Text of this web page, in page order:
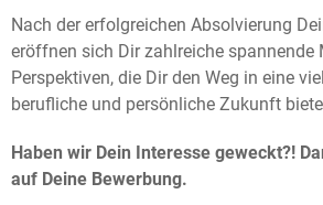
Nach der erfolgreichen Absolvierung
eröffnen sich Dir zahlreiche spannende
Perspektiven, die Dir den Weg in eine
berufliche und persönliche Zukunft
Haben wir Dein Interesse geweckt?!
auf Deine Bewerbung.